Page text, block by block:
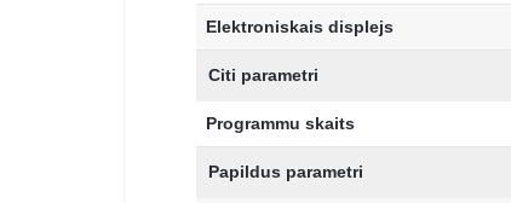
Elektroniskais displejs
Citi parametri
Programmu skaits
Papildus parametri